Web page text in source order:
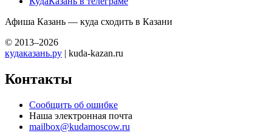
Афиша Казань — куда сходить в Казани
© 2013–2026
кудаказань.ру | kuda-kazan.ru
Контакты
Сообщить об ошибке
Наша электронная почта
mailbox@kudamoscow.ru